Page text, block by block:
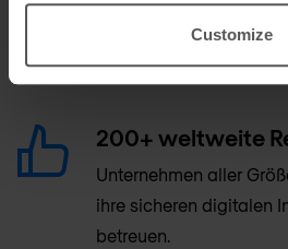
Customize
Nomios bietet
Support-Dienste auf
200+ weltweite
Unternehmen aller
ihre sicheren digitalen
betreuen.